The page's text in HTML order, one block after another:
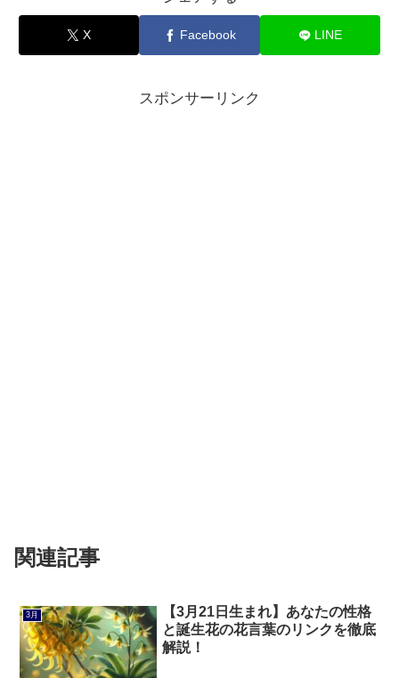
X Facebook LINE
スポンサーリンク
関連記事
3月
【3月21日生まれ】あなたの性格
と誕生花の花言葉のリンクを徹底
解説！